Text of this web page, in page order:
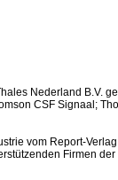
Nederland B.V.
CSF Signaal;
vom Report-
Firmen